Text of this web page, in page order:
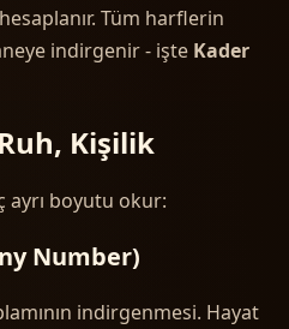
Tüm harflerin
indirgenir - işte Kader
Kişilik
ayrı boyutu okur:
Number)
indirgenmesi. Hayat